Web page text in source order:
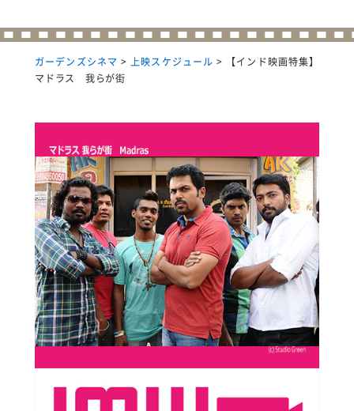
ガーデンズシネマ >上映スケジュール >
【インド映画特集】
マドラス 我らが街